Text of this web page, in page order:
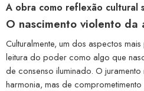
A obra como reflexão cultural
O nascimento violento da
Culturalmente, um dos aspectos
leitura do poder como algo que
de consenso iluminado. O
harmonia, mas de comprometimento